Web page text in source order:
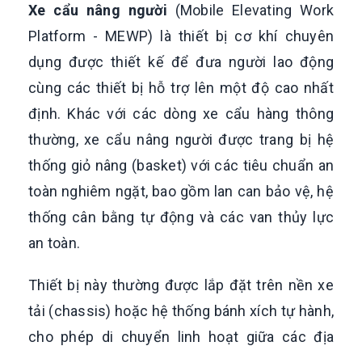
Xe cẩu nâng người (Mobile Elevating Work
Platform - MEWP) là thiết bị cơ khí chuyên
dụng được thiết kế để đưa người lao động
cùng các thiết bị hỗ trợ lên một độ cao nhất
định. Khác với các dòng xe cẩu hàng thông
thường, xe cẩu nâng người được trang bị hệ
thống giỏ nâng (basket) với các tiêu chuẩn an
toàn nghiêm ngặt, bao gồm lan can bảo vệ, hệ
thống cân bằng tự động và các van thủy lực
an toàn.
Thiết bị này thường được lắp đặt trên nền xe
tải (chassis) hoặc hệ thống bánh xích tự hành,
cho phép di chuyển linh hoạt giữa các địa